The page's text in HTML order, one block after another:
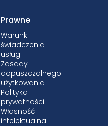
Prawne
Warunki
świadczenia
usług
Zasady
dopuszczalnego
użytkowania
Polityka
prywatności
Własność
intelektualna